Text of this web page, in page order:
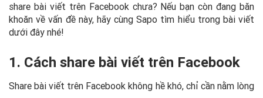
share bài viết trên Facebook chưa? Nếu bạn còn đang băn
khoăn về vấn đề này, hãy cùng Sapo tìm hiểu trong bài viết
dưới đây nhé!
1. Cách share bài viết trên Facebook
Share bài viết trên Facebook không hề khó, chỉ cần nằm lòng